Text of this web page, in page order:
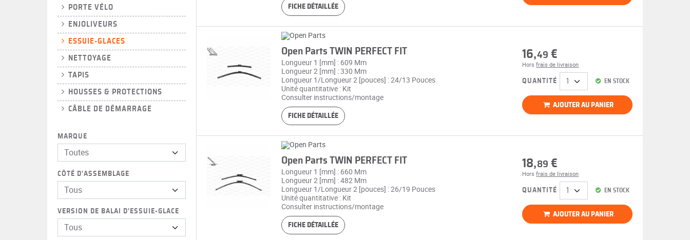
PORTE VÉLO
ENJOLIVEURS
ESSUIE-GLACES
NETTOYAGE
TAPIS
HOUSSES & PROTECTIONS
CÂBLE DE DÉMARRAGE
MARQUE
Toutes
CÔTÉ D'ASSEMBLAGE
Tous
VERSION DE BALAI D'ESSUIE-GLACE
Tous
FICHE DÉTAILLÉE
Open Parts TWIN PERFECT FIT
Longueur 1 [mm] : 609 Mm
Longueur 2 [mm] : 330 Mm
Longueur 1/Longueur 2 [pouces] : 24/13 Pouces
Unité quantitative : Kit
Consulter instructions/montage
FICHE DÉTAILLÉE
16,49 €
Horsfrais de livraison
EN STOCK
QUANTITÉ
AJOUTER AU PANIER
Open Parts TWIN PERFECT FIT
Longueur 1 [mm] : 660 Mm
Longueur 2 [mm] : 482 Mm
Longueur 1/Longueur 2 [pouces] : 26/19 Pouces
Unité quantitative : Kit
Consulter instructions/montage
FICHE DÉTAILLÉE
18,89 €
Horsfrais de livraison
EN STOCK
QUANTITÉ
AJOUTER AU PANIER